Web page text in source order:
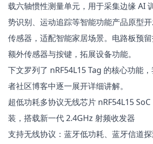
载六轴惯性测量单元，用于采集边缘 AI
势识别、运动追踪等智能功能产品原型
传感器，适配智能家居场景。电路板预
额外传感器与按键，拓展设备功能。
下文罗列了 nRF54L15 Tag 的核心功能
者社区博客中逐一展开详细讲解。
超低功耗多协议无线芯片 nRF54L15
装，搭载新一代 2.4GHz 射频收发器
支持无线协议：蓝牙低功耗、蓝牙信道探